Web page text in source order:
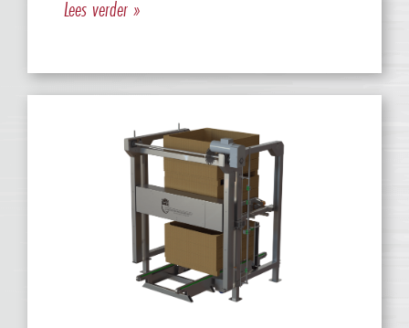
Lees verder »